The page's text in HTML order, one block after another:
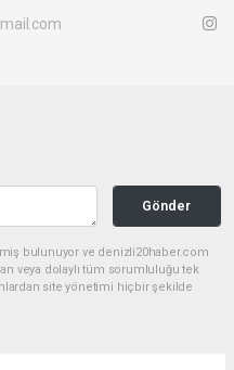
Gönder
bulunuyor ve denizli20haber.com
veya dolaylı tüm sorumluluğu tek
site yönetimi hiçbir şekilde